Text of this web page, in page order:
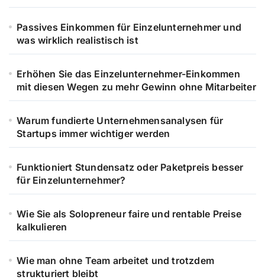
Passives Einkommen für Einzelunternehmer und
was wirklich realistisch ist
Erhöhen Sie das Einzelunternehmer-Einkommen
mit diesen Wegen zu mehr Gewinn ohne Mitarbeiter
Warum fundierte Unternehmensanalysen für
Startups immer wichtiger werden
Funktioniert Stundensatz oder Paketpreis besser
für Einzelunternehmer?
Wie Sie als Solopreneur faire und rentable Preise
kalkulieren
Wie man ohne Team arbeitet und trotzdem
strukturiert bleibt